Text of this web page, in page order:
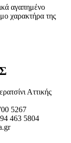
αγαπημένο
χαρακτήρα της
Αττικής
5267
463 5804